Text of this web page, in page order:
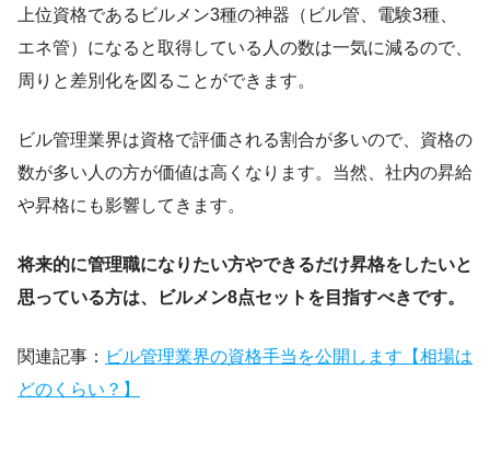
上位資格であるビルメン3種の神器（ビル管、電験3種、
エネ管）になると取得している人の数は一気に減るので、
周りと差別化を図ることができます。
ビル管理業界は資格で評価される割合が多いので、資格の
数が多い人の方が価値は高くなります。当然、社内の昇給
や昇格にも影響してきます。
将来的に管理職になりたい方やできるだけ昇格をしたいと
思っている方は、ビルメン8点セットを目指すべきです。
関連記事： ビル管理業界の資格手当を公開します【相場は
どのくらい？】